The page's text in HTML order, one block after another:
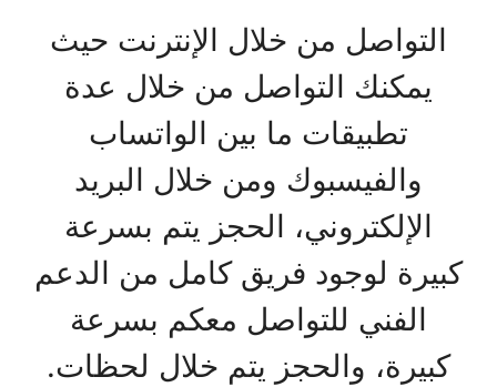
التواصل من خلال الإنترنت حيث
يمكنك التواصل من خلال عدة
تطبيقات ما بين الواتساب
والفيسبوك ومن خلال البريد
الإلكتروني، الحجز يتم بسرعة
كبيرة لوجود فريق كامل من الدعم
الفني للتواصل معكم بسرعة
كبيرة، والحجز يتم خلال لحظات.